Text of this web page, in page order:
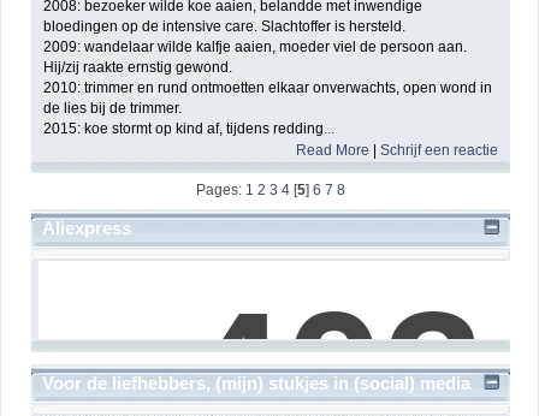
2008: bezoeker wilde koe aaien, belandde met inwendige
bloedingen op de intensive care. Slachtoffer is hersteld.
2009: wandelaar wilde kalfje aaien, moeder viel de persoon aan.
Hij/zij raakte ernstig gewond.
2010: trimmer en rund ontmoetten elkaar onverwachts, open wond in
de lies bij de trimmer.
2015: koe stormt op kind af, tijdens redding...
Read More |Schrijf een reactie
Pages: 1 2 3 4 [5] 6 7 8
Aliexpress
Voor de liefhebbers, (mijn) stukjes in (social) media